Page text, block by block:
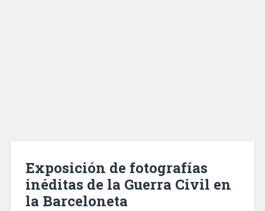
Exposición de fotografías
inéditas de la Guerra Civil en
la Barceloneta